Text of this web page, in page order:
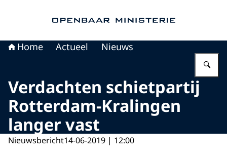
Home Actueel Nieuws
Verdachten schietpartij
Rotterdam-Kralingen
langer vast
Nieuwsbericht14-06-2019 | 12:00